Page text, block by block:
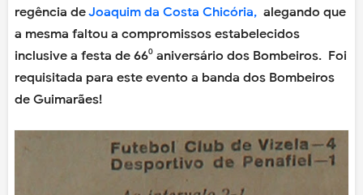
regência deJoaquim da Costa Chicória, alegando que
a mesma faltou a compromissos estabelecidos
inclusive a festa de 66⁰ aniversário dos Bombeiros. Foi
requisitada para este evento a banda dos Bombeiros
de Guimarães!